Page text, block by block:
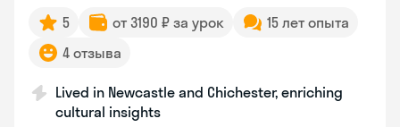
5 от 3190 ₽ за урок
15 лет опыта
4 отзыва
Lived in Newcastle and Chichester, enriching
cultural insights